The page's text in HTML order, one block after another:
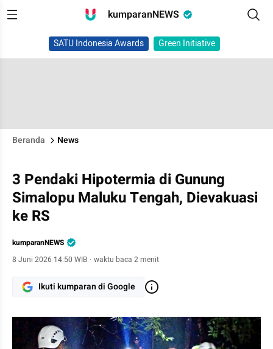
kumparanNEWS
SATU Indonesia Awards Green Initiative
Beranda News
3 Pendaki Hipotermia di Gunung
Simalopu Maluku Tengah, Dievakuasi
ke RS
kumparanNEWS
8 Juni 2026 14:50 WIB · waktu baca 2 menit
Ikuti kumparan di Google